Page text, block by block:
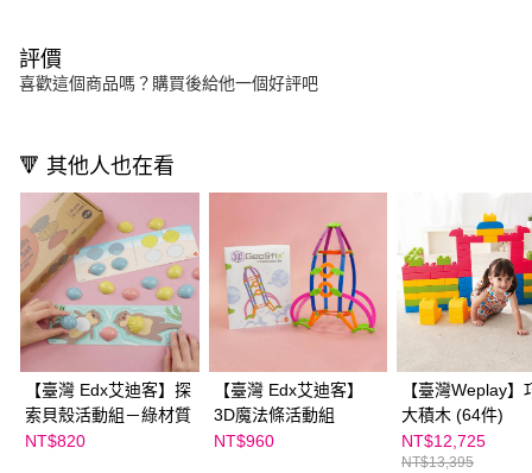
評價
喜歡這個商品嗎？購買後給他一個好評吧
🔻 其他人也在看
【臺灣 Edx艾迪客】探
索貝殼活動組－綠材質
NT$820
【臺灣 Edx艾迪客】
3D魔法條活動組
NT$960
【臺灣Weplay】
大積木 (64件)
NT$12,725
NT$13,395